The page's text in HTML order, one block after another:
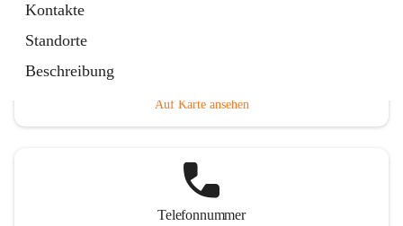
Kontakte
Standorte
Beschreibung
Auf Karte ansehen
Telefonnummer